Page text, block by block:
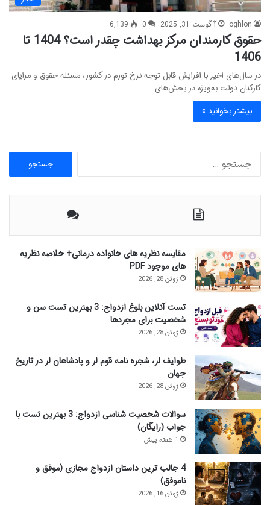
oghlon آگوست 31, 2025 0
6,139
حقوق کارمندان مرکز بهداشت چقدر است؟ 1404 تا
1406
در سال‌های اخیر با افزایش قابل توجه نرخ تورم در کشور، مسئله حقوق و مزایای
کارکنان دولت به‌ویژه در بخش‌های…
بیشتر بخوانید »
ج
و
ب
ر
ی
مقایسه نظریه های خانواده درمانی+ خلاصه نظریه
های موجود PDF
ژوئن 28, 2026
تست آنلاین بلوغ ازدواج: 3 بهترین تست سن و
شخصیت برای مجردها
ژوئن 28, 2026
طوایف لر، شجره نامه قوم لر و پادشاهان لر در تاریخ
جهان
ژوئن 28, 2026
سوالات شخصیت شناسی ازدواج: 3 بهترین تست با
جواب (رایگان)
1 هفته پیش
4 جالب ترین داستان ازدواج مجازی (موفق و
ناموفق)
ژوئن 16, 2026